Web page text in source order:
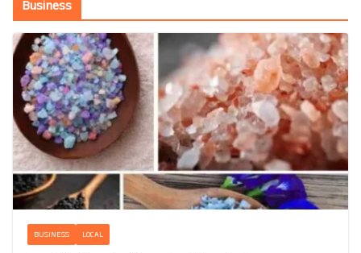
Business
BUSINESS LOCAL